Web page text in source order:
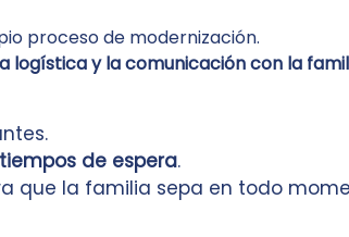
proceso de modernización.
logística y la comunicación con la
de espera.
que la familia sepa en todo